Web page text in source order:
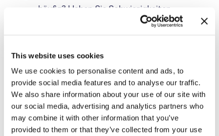
This website uses cookies
We use cookies to personalise content and ads, to
provide social media features and to analyse our traffic.
We also share information about your use of our site with
our social media, advertising and analytics partners who
may combine it with other information that you’ve
provided to them or that they’ve collected from your use
häufig? Haben Sie Schwierigkeiten,
Ihre Preise ständig zu aktualisieren,
um Ihre Gewinnspanne beizubehalten?
Mit einer Preisverwaltungssoftware
wie SYMSON können Sie Ihre
Preisänderungen automatisieren, um
Kostenänderungen Rechnung zu
tragen. Mit Hilfe unseres
Preismanagement-Tools können Sie